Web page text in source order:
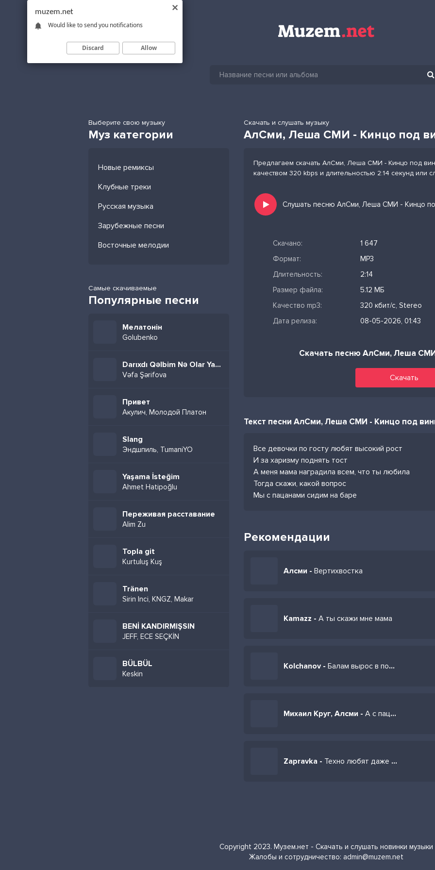
Выберите свою музыку
Муз категории
Новые ремиксы
Клубные треки
Русская музыка
Зарубежные песни
Восточные мелодии
Самые скачиваемые
Популярные песни
Мелатонін
Golubenko
Darıxdı Qəlbim Nə Olar Yaz Mənə
Vəfa Şərifova
Привет
Акулич, Молодой Платон
Slang
Эндшпиль, TumaniYO
Yaşama İsteğim
Ahmet Hatipoğlu
Переживая расставание
Alim Zu
Topla git
Kurtuluş Kuş
Tränen
Sirin Inci, KNGZ, Makar
BENİ KANDIRMIŞSIN
JEFF, ECE SEÇKİN
BÜLBÜL
Keskin
Скачать и слушать музыку
АлСми, Леша СМИ - Кинцо под
Предлагаем скачать АлСми, Леша СМИ - Кинцо под
качеством 320 kbps и длительностью 2:14 секунд или
Слушать песню АлСми, Леша СМИ - Кинцо
Скачано:
1 647
Формат:
MP3
Длительность:
2:14
Размер файла:
5.12 МБ
Качество mp3:
320 кбит/с, Stereo
Дата релиза:
08-05-2026, 01:43
Скачать песню АлСми, Леша
Скачать
Текст песни АлСми, Леша СМИ - Кинцо под
Все девочки по госту любят высокий рост
И за харизму поднять тост
А меня мама наградила всем, что ты любила
Тогда скажи, какой вопрос
Мы с пацанами сидим на баре
Рекомендации
Алсми - Вертихвостка
Kamazz - А ты скажи мне мама
Kolchanov - Балам вырос в полный рост
Михаил Круг, Алсми - А с пацанами на рамсах пообщаемся
Zapravka - Техно любят даже дети техно любим всем двором
Copyright 2023. Музем.нет - Скачать и слушать новинки музыки
Жалобы и сотрудничество: admin@muzem.net
muzem.net
Would like to send you notifications
Discard Allow